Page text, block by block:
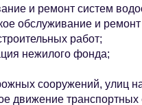
и ремонт систем
обслуживание и
работ;
нежилого фонда;
сооружений, улиц
движение транспортных